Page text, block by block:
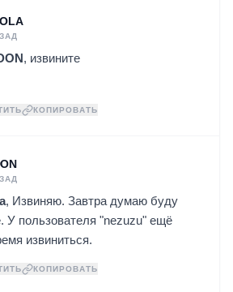
, извините
КОПИРОВАТЬ
, Извиняю. Завтра думаю буду
У пользователя "nezuzu" ещё
извиниться.
КОПИРОВАТЬ